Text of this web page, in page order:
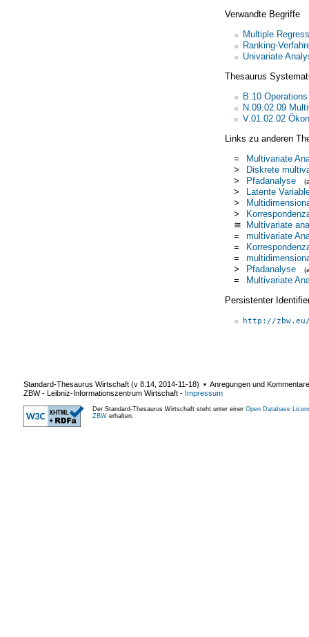
Verwandte Begriffe
Multiple
Ranking-
Univariate
Thesaurus
B.10
N.09.02.09
V.01.02.02
Links zu anderen
=
Multivariate
>
Diskrete
>
Pfadanalyse
>
Latente
>
>
≅ Multivariate
=
multivariate
=
=
>
Pfadanalyse
=
Multivariate
Persistenter
http://
Standard-Thesaurus Wirtschaft (v 8.14 2014-11-18) ▪ Anregungen und
ZBW - Leibniz-Informationszentrum Wirtschaft - Impressum
Der Standard-Thesaurus Wirtschaft steht unter einer Open Database
ZBW erhalten.